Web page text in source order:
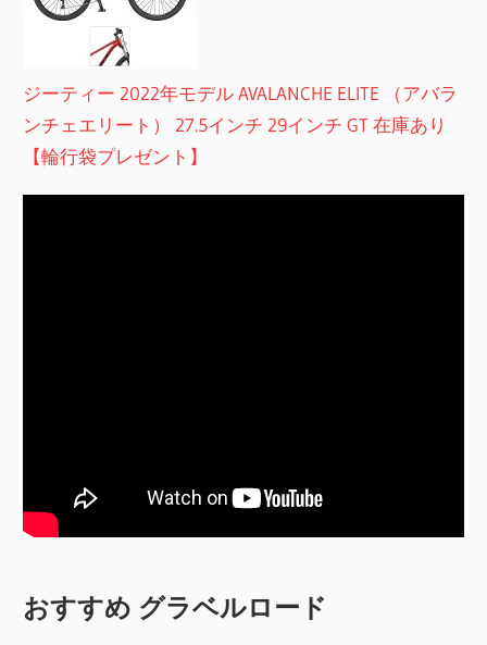
ジーティー 2022年モデル AVALANCHE ELITE （アバラ
ンチェエリート） 27.5インチ 29インチ GT 在庫あり
【輪行袋プレゼント】
おすすめ グラベルロード